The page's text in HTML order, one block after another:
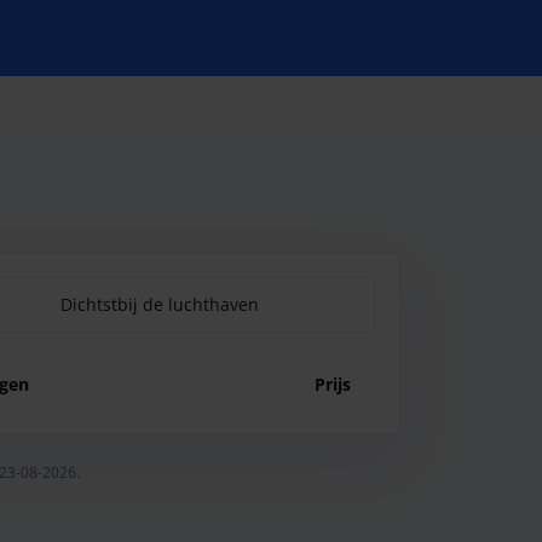
Dichtstbij de luchthaven
Prijs
08-2026.